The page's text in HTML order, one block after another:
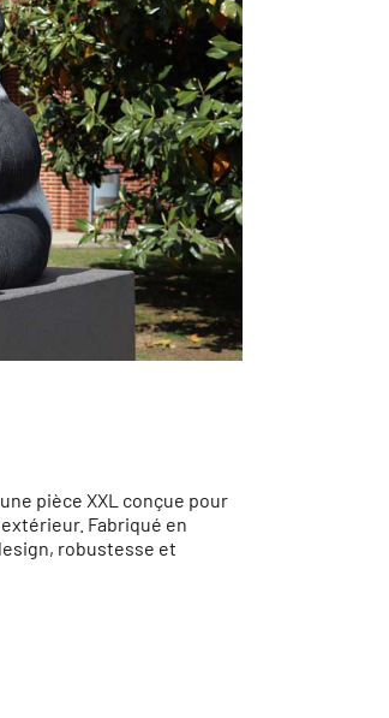
pièce XXL conçue pour
Fabriqué en
robustesse et